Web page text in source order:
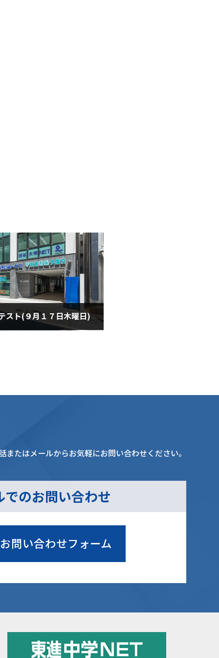
スト(９月１７日木曜日)
またはメールからお気軽にお問い合わせください。
でのお問い合わせ
お問い合わせフォーム